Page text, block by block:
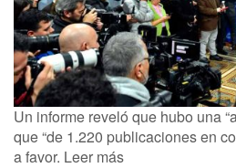
Un informe reveló que hubo una
que “de 1.220 publicaciones en
a favor. Leer más